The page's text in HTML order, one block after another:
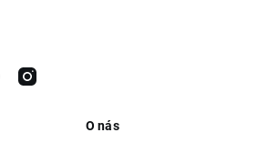
O nás